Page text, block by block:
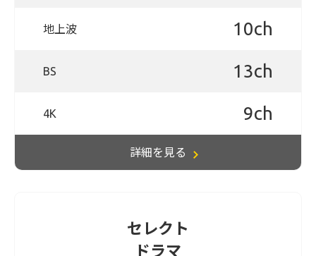
地上波 10ch
BS 13ch
4K 9ch
詳細を見る
セレクト
ドラマ